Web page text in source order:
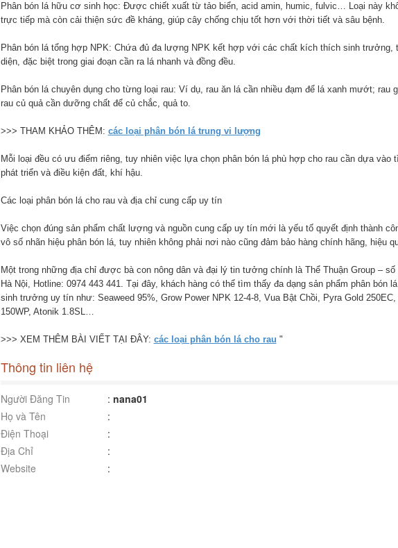
Phân bón lá hữu cơ sinh học: Được chiết xuất từ tảo biển, acid amin, humic, fulvic… Loại này
trực tiếp mà còn cải thiện sức đề kháng, giúp cây chống chịu tốt hơn với thời tiết và sâu bệnh.
Phân bón lá tổng hợp NPK: Chứa đủ đa lượng NPK kết hợp với các chất kích thích sinh trưởng,
diện, đặc biệt trong giai đoạn cần ra lá nhanh và đồng đều.
Phân bón lá chuyên dụng cho từng loại rau: Ví dụ, rau ăn lá cần nhiều đạm để lá xanh mướt; rau
rau củ quả cần dưỡng chất để củ chắc, quả to.
>>> THAM KHẢO THÊM: các loại phân bón lá trung vi lượng
Mỗi loại đều có ưu điểm riêng, tuy nhiên việc lựa chọn phân bón lá phù hợp cho rau cần dựa vào
phát triển và điều kiện đất, khí hậu.
Các loại phân bón lá cho rau và địa chỉ cung cấp uy tín
Việc chọn đúng sản phẩm chất lượng và nguồn cung cấp uy tín mới là yếu tố quyết định thành
vô số nhãn hiệu phân bón lá, tuy nhiên không phải nơi nào cũng đảm bảo hàng chính hãng, hiệu
Một trong những địa chỉ được bà con nông dân và đại lý tin tưởng chính là Thể Thuận Group – số
Hà Nội, Hotline: 0974 443 441. Tại đây, khách hàng có thể tìm thấy đa dạng sản phẩm phân bón
sinh trưởng uy tín như: Seaweed 95%, Grow Power NPK 12-4-8, Vua Bật Chồi, Pyra Gold 250EC,
150WP, Atonik 1.8SL…
>>> XEM THÊM BÀI VIẾT TẠI ĐÂY: các loại phân bón lá cho rau "
Thông tin liên hệ
Người Đăng Tin : nana01
Họ và Tên
:
Điện Thoại
:
Địa Chỉ
:
Website
: